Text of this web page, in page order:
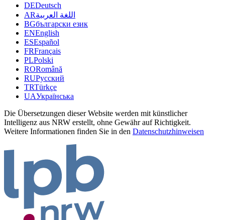
DEDeutsch
ARاللغة العربية
BGбългарски език
ENEnglish
ESEspañol
FRFrançais
PLPolski
RORomână
RUРусский
TRTürkçe
UAУкраїнська
Die Übersetzungen dieser Website werden mit künstlicher
Intelligenz aus NRW erstellt, ohne Gewähr auf Richtigkeit.
Weitere Informationen finden Sie in den Datenschutzhinweisen